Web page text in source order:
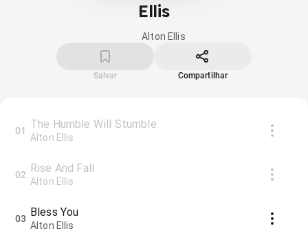
Ellis
Alton Ellis
Salvar Compartilhar
01 The Humble Will Stumble
Alton Ellis
02 Rise And Fall
Alton Ellis
03 Bless You
Alton Ellis